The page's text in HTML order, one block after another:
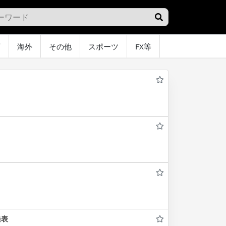
海外 その他 スポーツ FX等